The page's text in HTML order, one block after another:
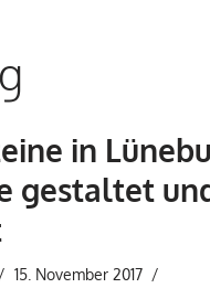
in
gestaltet
15. November 2017